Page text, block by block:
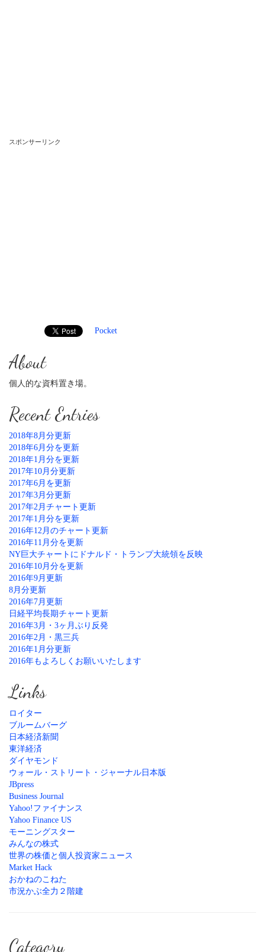
スポンサーリンク
Pocket
About
個人的な資料置き場。
Recent Entries
2018年8月分更新
2018年6月分を更新
2018年1月分を更新
2017年10月分更新
2017年6月を更新
2017年3月分更新
2017年2月チャート更新
2017年1月分を更新
2016年12月のチャート更新
2016年11月分を更新
NY巨大チャートにドナルド・トランプ大統領を反映
2016年10月分を更新
2016年9月更新
8月分更新
2016年7月更新
日経平均長期チャート更新
2016年3月・3ヶ月ぶり反発
2016年2月・黒三兵
2016年1月分更新
2016年もよろしくお願いいたします
Links
ロイター
ブルームバーグ
日本経済新聞
東洋経済
ダイヤモンド
ウォール・ストリート・ジャーナル日本版
JBpress
Business Journal
Yahoo!ファイナンス
Yahoo Finance US
モーニングスター
みんなの株式
世界の株価と個人投資家ニュース
Market Hack
おかねのこねた
市況かぶ全力２階建
Category